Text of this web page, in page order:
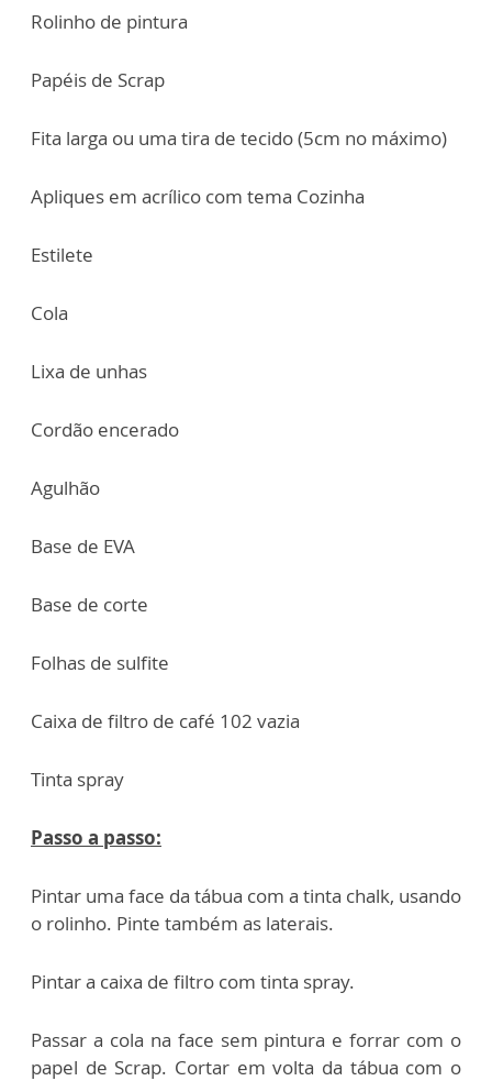
Rolinho de pintura
Papéis de Scrap
Fita larga ou uma tira de tecido (5cm no máximo)
Apliques em acrílico com tema Cozinha
Estilete
Cola
Lixa de unhas
Cordão encerado
Agulhão
Base de EVA
Base de corte
Folhas de sulfite
Caixa de filtro de café 102 vazia
Tinta spray
Passo a passo:
Pintar uma face da tábua com a tinta chalk, usando
o rolinho. Pinte também as laterais.
Pintar a caixa de filtro com tinta spray.
Passar a cola na face sem pintura e forrar com o
papel de Scrap. Cortar em volta da tábua com o